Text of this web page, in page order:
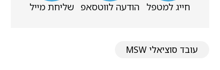
חייג למטפל הודעה לווטסאפ שליחת מייל
עובד סוציאלי MSW